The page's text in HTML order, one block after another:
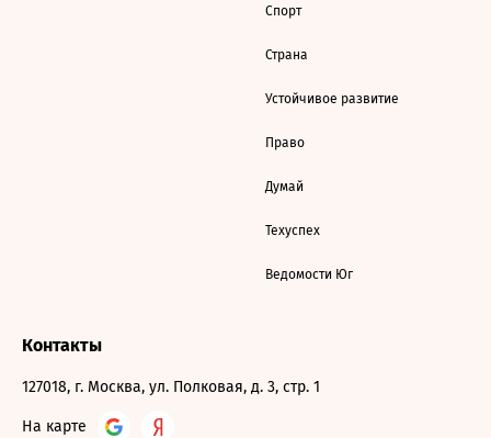
Спорт
Страна
Устойчивое развитие
Право
Думай
Техуспех
Ведомости Юг
Контакты
127018, г. Москва, ул. Полковая, д. 3, стр. 1
На карте